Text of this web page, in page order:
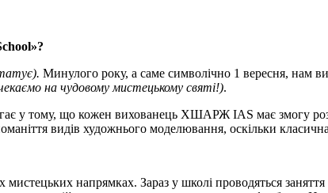
Минулого року, а саме символічно 1 вересня, нам
на чудовому мистецькому святі!).
у тому, що кожен вихованець ХШАРЖ IAS має змогу
видів художнього моделювання, оскільки
напрямках. Зараз у школі проводяться заняття